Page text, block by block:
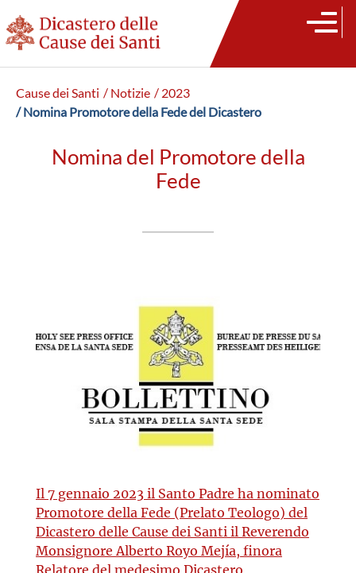
Cause dei Santi / Notizie / 2023
/ Nomina Promotore della Fede del Dicastero
Nomina del Promotore della
Fede
Il 7 gennaio 2023 il Santo Padre ha nominato
Promotore della Fede (Prelato Teologo) del
Dicastero delle Cause dei Santi il Reverendo
Monsignore Alberto Royo Mejía, finora
Relatore del medesimo Dicastero